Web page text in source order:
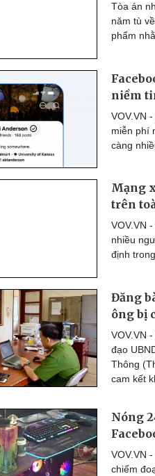
Bóng đá Việt Nam
Bóng đá quốc tế
Lịch thi đấu bóng đá
Hậu trường
Sân khấu - Điện
Tòa án
năm tù
phẩm
niềm
VOV.VN
miễn phí
càng
Mạng
trên
VOV.VN
nhiều
định
Đăng
ông bị
VOV.VN
đạo
Thông
cam kết
Nóng
VOV.VN
chiếm